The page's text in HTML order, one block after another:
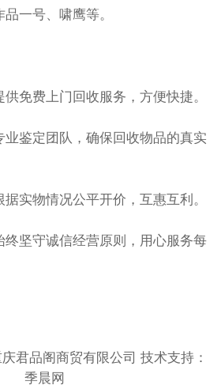
一号、啸鹰等。
费上门回收服务，方便快捷。
鉴定团队，确保回收物品的真实
物情况公平开价，互惠互利。
坚守诚信经营原则，用心服务每
君品阁商贸有限公司 技术支持：
季晨网